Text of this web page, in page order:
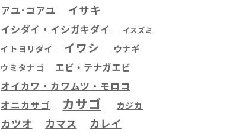
アユ･コアユ イサキ
イシダイ・イシガキダイ イスズミ
イトヨリダイ イワシ ウナギ
ウミタナゴ エビ・テナガエビ
オイカワ・カワムツ・モロコ
オニカサゴ カサゴ カジカ
カツオ カマス カレイ